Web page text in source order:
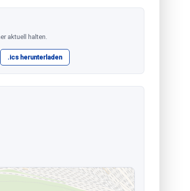
aktuell halten.
.ics herunterladen